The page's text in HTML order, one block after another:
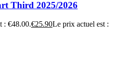
Third 2025/2026
: €48.00.€25.90Le prix actuel est :